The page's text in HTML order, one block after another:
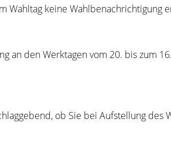
keine
an den Werktagen vom 20. bis zum
ob Sie bei Aufstellung